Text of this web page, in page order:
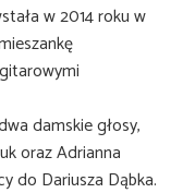
w 2014 roku w
damskie głosy,
oraz Adrianna
do Dariusza Dąbka.